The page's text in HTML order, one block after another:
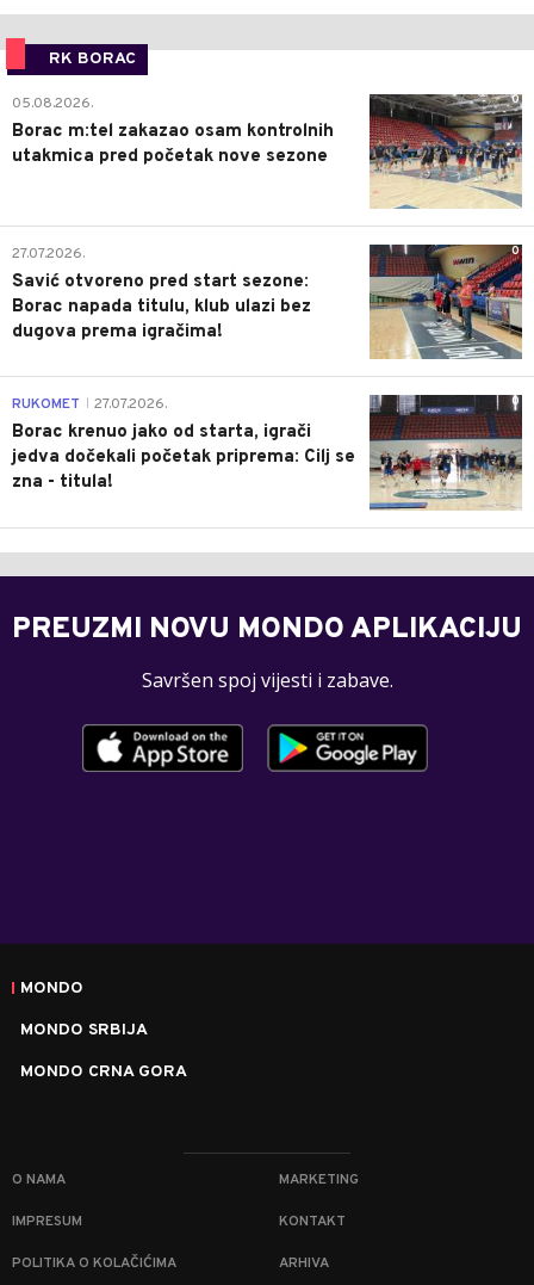
RK BORAC
0
05.08.2026.
Borac m:tel zakazao osam kontrolnih
utakmica pred početak nove sezone
0
27.07.2026.
Savić otvoreno pred start sezone:
Borac napada titulu, klub ulazi bez
dugova prema igračima!
0
RUKOMET 27.07.2026.
Borac krenuo jako od starta, igrači
jedva dočekali početak priprema: Cilj se
zna - titula!
PREUZMI NOVU MONDO APLIKACIJU
Savršen spoj vijesti i zabave.
MONDO
MONDO SRBIJA
MONDO CRNA GORA
O NAMA MARKETING
IMPRESUM KONTAKT
POLITIKA O KOLAČIĆIMA ARHIVA